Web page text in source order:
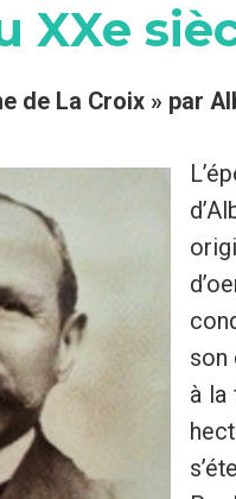
XXe
de La Croix » par
son
à la